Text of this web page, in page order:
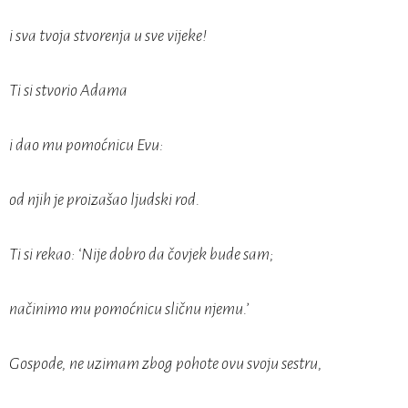
i sva tvoja stvorenja u sve vijeke!
Ti si stvorio Adama
i dao mu pomoćnicu Evu:
od njih je proizašao ljudski rod.
Ti si rekao: ‘Nije dobro da čovjek bude sam;
načinimo mu pomoćnicu sličnu njemu.’
Gospode, ne uzimam zbog pohote ovu svoju sestru,